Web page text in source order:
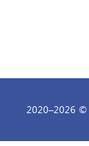
2020–2026 ©